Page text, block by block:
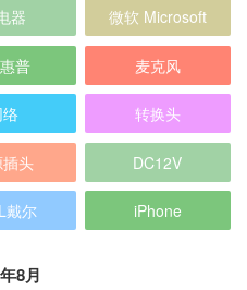
器 微软 Microsoft
普 麦克风
络 转换头
头 DC12V
戴尔 iPhone
8月